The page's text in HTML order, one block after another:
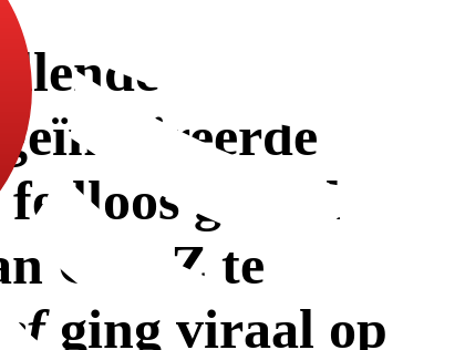
stemmen
gevoel
Gen Z te
ging viraal op